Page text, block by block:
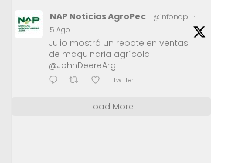
NAP Noticias AgroPec @infonap
·
5 Ago
Julio mostró un rebote en ventas
de maquinaria agrícola
@JohnDeereArg
Twitter
Load More